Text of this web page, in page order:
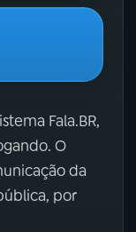
Fala.BR,
O
da
por